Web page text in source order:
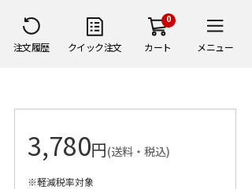
注文履歴 クイック注文
0
カート メニュー
3,780円(送料・税込)
※軽減税率対象